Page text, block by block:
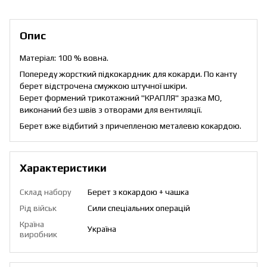
Опис
Матеріал: 100 % вовна.
Попереду жорсткий підкокардник для кокарди. По канту
берет відстрочена смужкою штучної шкіри.
Берет формений трикотажний "КРАПЛЯ" зразка МО,
виконаний без швів з отворами для вентиляції.
Берет вже відбитий з причепленою металевю кокардою.
Характеристики
Склад набору
Берет з кокардою + чашка
Рід військ
Сили спеціальних операцій
Країна
виробник
Україна